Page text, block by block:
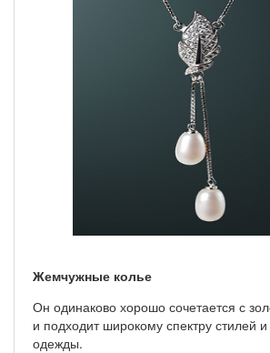
Жемчужные колье
Он одинаково хорошо сочетается с
и подходит широкому спектру стилей
одежды.